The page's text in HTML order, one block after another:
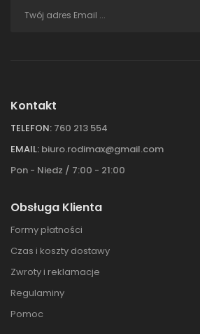
Kontakt
TELEFON: 760 213 554
EMAIL: biuro.rodimax@gmail.com
Pon - Niedz / 7:00 - 21:00
Obsługa Klienta
Formy płatności
Czas i koszty dostawy
Zwroty i reklamacje
Regulaminy
Pomoc